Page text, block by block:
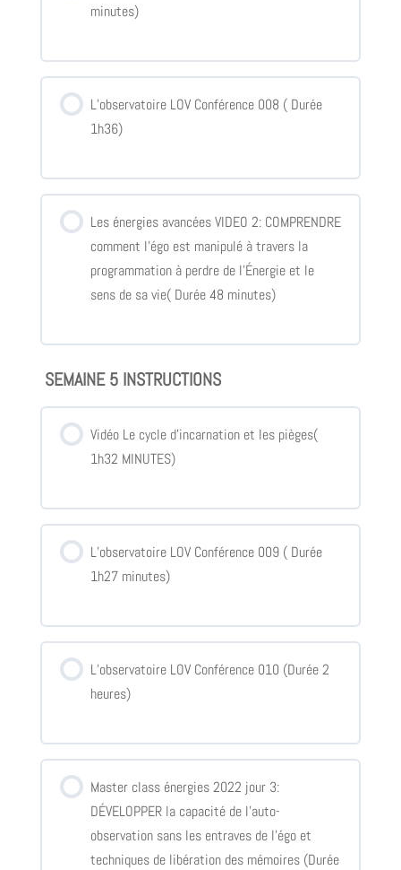
minutes)
L’observatoire LOV Conférence 008 ( Durée
1h36)
Les énergies avancées VIDEO 2: COMPRENDRE
comment l’égo est manipulé à travers la
programmation à perdre de l’Énergie et le
sens de sa vie( Durée 48 minutes)
SEMAINE 5 INSTRUCTIONS
Vidéo Le cycle d’incarnation et les pièges(
1h32 MINUTES)
L’observatoire LOV Conférence 009 ( Durée
1h27 minutes)
L’observatoire LOV Conférence 010 (Durée 2
heures)
Master class énergies 2022 jour 3:
DÉVELOPPER la capacité de l’auto-
observation sans les entraves de l’égo et
techniques de libération des mémoires (Durée